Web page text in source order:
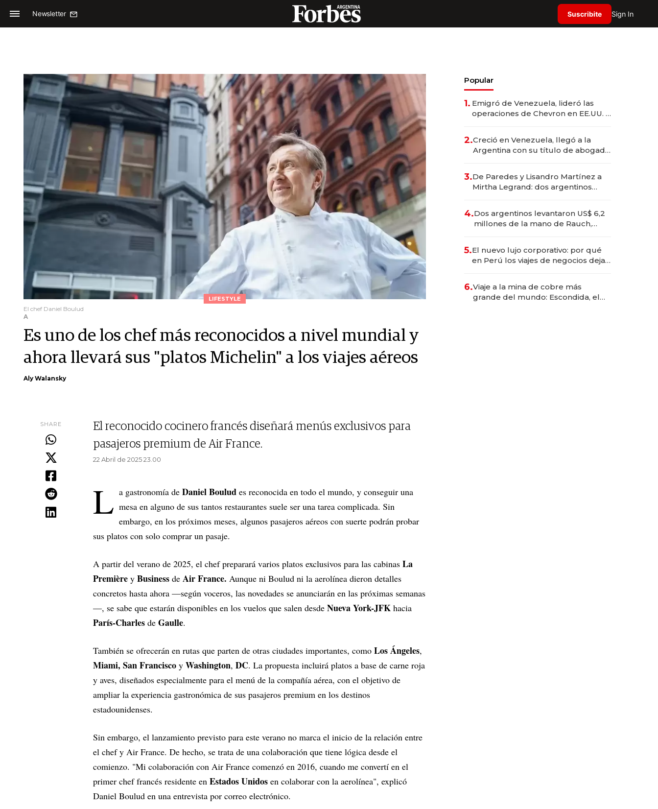
Newsletter Suscribite Sign In
LIFESTYLE
El chef Daniel Boulud
A
Es uno de los chef más reconocidos a nivel mundial y
ahora llevará sus "platos Michelin" a los viajes aéreos
Aly Walansky
SHARE
El reconocido cocinero francés diseñará menús exclusivos para
pasajeros premium de Air France.
22 Abril de 2025 23.00
L a gastronomía de Daniel Boulud es reconocida en todo el mundo, y conseguir una
mesa en alguno de sus tantos restaurantes suele ser una tarea complicada. Sin
embargo, en los próximos meses, algunos pasajeros aéreos con suerte podrán probar
sus platos con solo comprar un pasaje.
A partir del verano de 2025, el chef preparará varios platos exclusivos para las cabinas La
Première y Business de Air France. Aunque ni Boulud ni la aerolínea dieron detalles
concretos hasta ahora —según voceros, las novedades se anunciarán en las próximas semanas
—, se sabe que estarán disponibles en los vuelos que salen desde Nueva York-JFK hacia
París-Charles de Gaulle.
También se ofrecerán en rutas que parten de otras ciudades importantes, como Los Ángeles,
Miami, San Francisco y Washington, DC. La propuesta incluirá platos a base de carne roja
y aves, diseñados especialmente para el menú de la compañía aérea, con el objetivo de
ampliar la experiencia gastronómica de sus pasajeros premium en los destinos
estadounidenses.
Sin embargo, el lanzamiento previsto para este verano no marca el inicio de la relación entre
el chef y Air France. De hecho, se trata de una colaboración que tiene lógica desde el
comienzo. "Mi colaboración con Air France comenzó en 2016, cuando me convertí en el
primer chef francés residente en Estados Unidos en colaborar con la aerolínea", explicó
Daniel Boulud en una entrevista por correo electrónico.
Popular
1. Emigró de Venezuela, lideró las
operaciones de Chevron en EE.UU. y
2.Creció en Venezuela, llegó a la
Argentina con su título de abogado
marcas "fast premium"
3.De Paredes y Lisandro Martínez a
Mirtha Legrand: dos argentinos
deportivo y el cuidado corporal
4.Dos argentinos levantaron US$ 6,2
millones de la mano de Rauch,
5.El nuevo lujo corporativo: por qué
en Perú los viajes de negocios dejan
6.Viaje a la mina de cobre más
grande del mundo: Escondida, el